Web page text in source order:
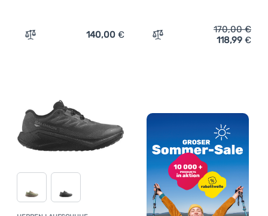
Zum Vergleich 'Herren Laufschuhe Salomon Aero Blaze
140,00 €
Zum Vergleich
170,00€
118,99 €